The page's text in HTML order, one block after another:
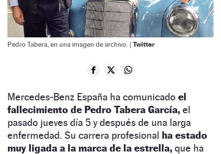
Pedro Tabera, en una imagen de archivo. | Twitter
Mercedes-Benz España ha comunicado el
fallecimiento de Pedro Tabera García, el
pasado jueves día 5 y después de una larga
enfermedad. Su carrera profesional ha estado
muy ligada a la marca de la estrella, que ha